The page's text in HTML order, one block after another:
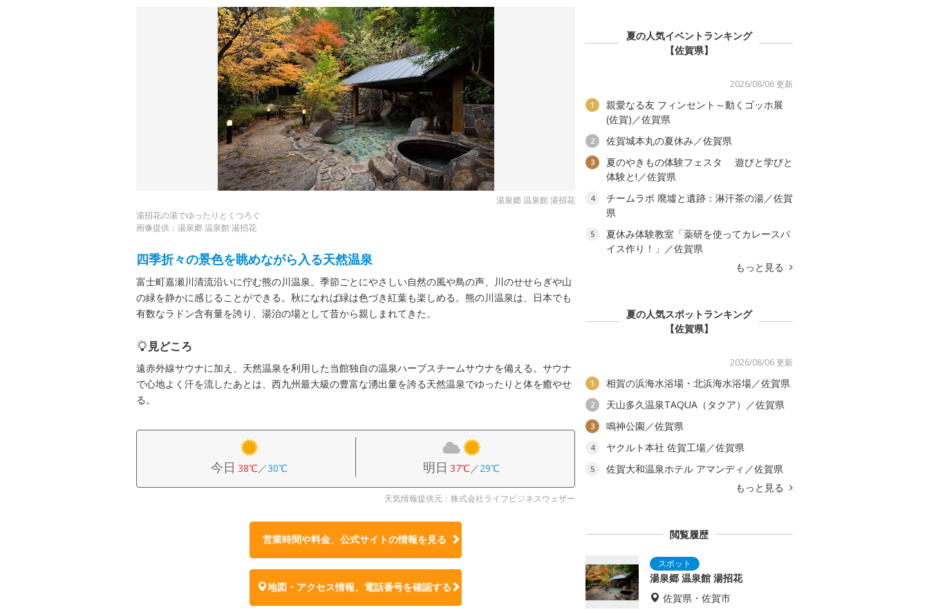
湯泉郷 温泉館 湯招花
湯招花の湯でゆったりとくつろぐ
画像提供：湯泉郷 温泉館 湯招花
四季折々の景色を眺めながら入る天然温泉
富士町嘉瀬川清流沿いに佇む熊の川温泉。季節ごとにやさしい自然の風や鳥の声、川のせせらぎや山
の緑を静かに感じることができる。秋になれば緑は色づき紅葉も楽しめる。熊の川温泉は、日本でも
有数なラドン含有量を誇り、湯治の場として昔から親しまれてきた。
見どころ
遠赤外線サウナに加え、天然温泉を利用した当館独自の温泉ハーブスチームサウナを備える。サウナ
で心地よく汗を流したあとは、西九州最大級の豊富な湧出量を誇る天然温泉でゆったりと体を癒やせ
る。
今日 38℃／30℃ 明日 37℃／29℃
天気情報提供元：株式会社ライフビジネスウェザー
営業時間や料金、公式サイトの情報を見る
地図・アクセス情報、電話番号を確認する
夏の人気イベントランキング
【佐賀県】
2026/08/06 更新
1
親愛なる友 フィンセント～動くゴッホ展
(佐賀)／佐賀県
2 佐賀城本丸の夏休み／佐賀県
3
夏のやきもの体験フェスタ 遊びと学びと
体験と!／佐賀県
4
チームラボ 廃墟と遺跡：淋汗茶の湯／佐賀
県
5
夏休み体験教室「薬研を使ってカレースパ
イス作り！」／佐賀県
もっと見る
夏の人気スポットランキング
【佐賀県】
2026/08/06 更新
1 相賀の浜海水浴場・北浜海水浴場／佐賀県
2 天山多久温泉TAQUA（タクア）／佐賀県
3 鳴神公園／佐賀県
4 ヤクルト本社 佐賀工場／佐賀県
5
佐賀大和温泉ホテル アマンディ／佐賀県
もっと見る
閲覧履歴
湯泉郷 温泉館 湯招花
佐賀県・佐賀市